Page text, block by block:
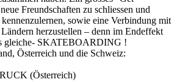
Freundschaften zu schliessen und
kennenzulernen, sowie eine Verbindung mit
herzustellen – denn im Endeffekt
gleiche- SKATEBOARDING !
Österreich und die Schweiz:
(Österreich)